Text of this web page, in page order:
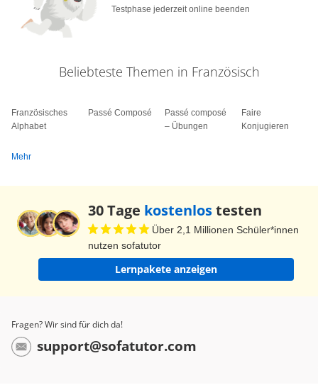
Testphase jederzeit online beenden
Beliebteste Themen in Französisch
Französisches
Alphabet
Passé Composé
Passé composé
– Übungen
Faire
Konjugieren
Mehr
30 Tage kostenlostesten
Über 2,1 Millionen Schüler*innen
nutzen sofatutor
Lernpakete anzeigen
Fragen? Wir sind für dich da!
support@sofatutor.com